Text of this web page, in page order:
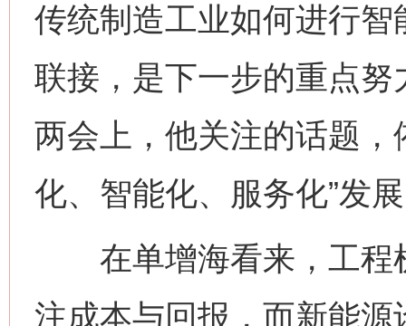
传统制造工业如何进行
联接，是下一步的重点努
两会上，他关注的话题，
化、智能化、服务化”发
在单增海看来，工程
注成本与回报，而新能